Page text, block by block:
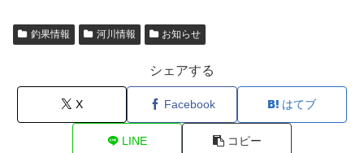
釣果情報 河川情報 お知らせ
シェアする
X Facebook はてブ
LINE コピー